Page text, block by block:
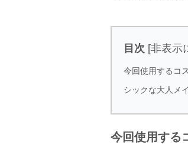
目次 [非表示
今回使用するコ
シックな大人メ
今回使用する